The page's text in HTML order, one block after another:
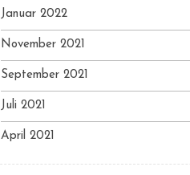
Januar 2022
November 2021
September 2021
Juli 2021
April 2021